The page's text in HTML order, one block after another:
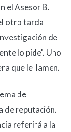
el Asesor B.
otro tarda
de
lo pide". Uno
que le llamen.
de
de reputación.
referirá a la